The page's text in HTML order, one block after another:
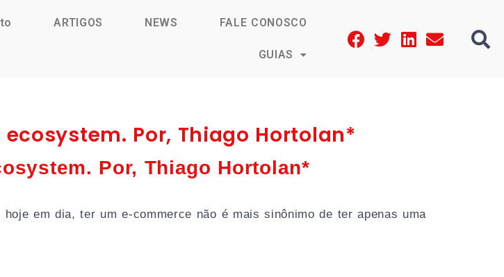
ARTIGOS NEWS FALE CONOSCO
GUIAS
Por, Thiago Hortolan*
Por, Thiago Hortolan*
em dia, ter um e-commerce não é mais sinônimo de ter apenas uma